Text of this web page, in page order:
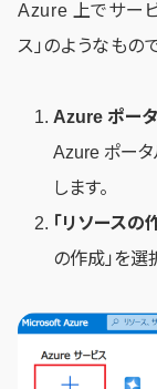
Azure 上でサービ
ス」のようなもので
Azure ポー
Azure ポータ
します。
「リソースの
の作成」を選